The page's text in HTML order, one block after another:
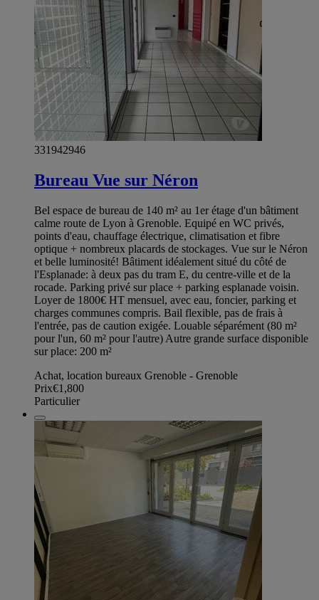
331942946
Bureau Vue sur Néron
Bel espace de bureau de 140 m² au 1er étage d'un bâtiment
calme route de Lyon à Grenoble. Equipé en WC privés,
points d'eau, chauffage électrique, climatisation et fibre
optique + nombreux placards de stockages. Vue sur le Néron
et belle luminosité! Bâtiment idéalement situé du côté de
l'Esplanade: à deux pas du tram E, du centre-ville et de la
rocade. Parking privé sur place + parking esplanade voisin.
Loyer de 1800€ HT mensuel, avec eau, foncier, parking et
charges communes compris. Bail flexible, pas de frais à
l'entrée, pas de caution exigée. Louable séparément (80 m²
pour l'un, 60 m² pour l'autre) Autre grande surface disponible
sur place: 200 m²
Achat, location bureaux Grenoble - Grenoble
Prix€1,800
Particulier